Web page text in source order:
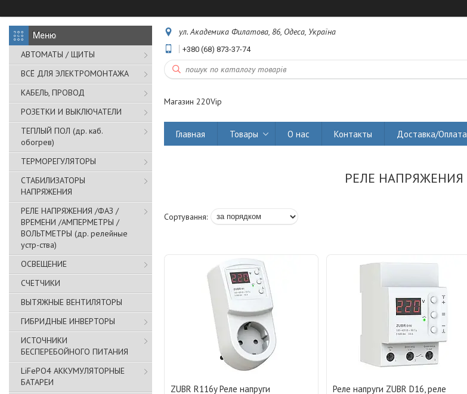
АВТОМАТЫ / ЩИТЫ
ВСЁ ДЛЯ ЭЛЕКТРОМОНТАЖА
КАБЕЛЬ, ПРОВОД
РОЗЕТКИ И ВЫКЛЮЧАТЕЛИ
ТЕПЛЫЙ ПОЛ (др. каб.
обогрев)
ТЕРМОРЕГУЛЯТОРЫ
СТАБИЛИЗАТОРЫ
НАПРЯЖЕНИЯ
РЕЛЕ НАПРЯЖЕНИЯ /ФАЗ /
ВРЕМЕНИ /АМПЕРМЕТРЫ /
ВОЛЬТМЕТРЫ (др. релейные
устр-ства)
ОСВЕЩЕНИЕ
СЧЕТЧИКИ
ВЫТЯЖНЫЕ ВЕНТИЛЯТОРЫ
ГИБРИДНЫЕ ИНВЕРТОРЫ
ИСТОЧНИКИ
БЕСПЕРЕБОЙНОГО ПИТАНИЯ
LiFePO4 АККУМУЛЯТОРНЫЕ
БАТАРЕИ
ул. Академика Филатова, 86, Одеса, Україна
+380 (68) 873-37-74
Магазин 220Vip
Главная Товары О нас Контакты Доставка/Оплата
РЕЛЕ НАПРЯЖЕНИЯ
ZUBR R116y Реле напруги
Реле напруги ZUBR D16, реле